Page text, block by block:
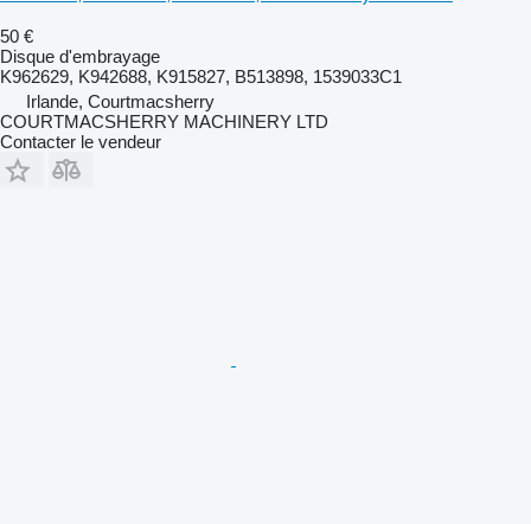
50 €
Disque d'embrayage
K962629, K942688, K915827, B513898, 1539033C1
Irlande, Courtmacsherry
COURTMACSHERRY MACHINERY LTD
Contacter le vendeur